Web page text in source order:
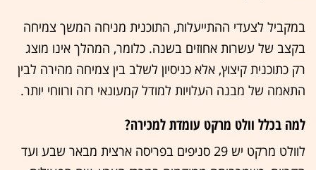
במקביל לצעדי ההתייעלות, התוכנית מניחה המשך צמיחה
בקצב של עשרות אחוזים בשנה. כלומר, המהלך אינו מוצג
רק כתוכנית קיצוץ, אלא כניסיון לשלב בין צמיחה מהירה לבין
התאמה של מבנה העלויות למודל קמעונאי רזה ורווחי יותר.
למה בכלל וולט מרקט עומדת למכירה?
לוולט מרקט יש 29 סניפים בפריסה ארצית מבאר שבע ועד